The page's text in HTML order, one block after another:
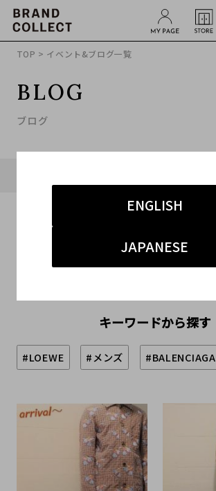
ENGLISH
JAPANESE
TOP > イベント&ブログ一覧
BLOG
ブログ
キーワードから探す
#LOEWE #メンズ #BALENCIAGA